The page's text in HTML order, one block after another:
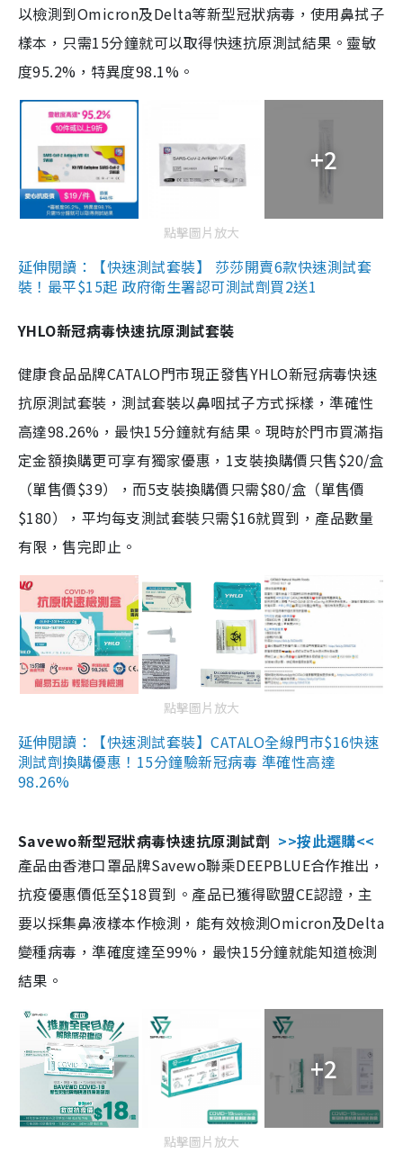
以檢測到Omicron及Delta等新型冠狀病毒，使用鼻拭子
樣本，只需15分鐘就可以取得快速抗原測試結果。靈敏
度95.2%，特異度98.1%。
+2
點擊圖片放大
延伸閱讀：【快速測試套裝】 莎莎開賣6款快速測試套
裝！最平$15起 政府衛生署認可測試劑買2送1
YHLO新冠病毒快速抗原測試套裝
健康食品品牌CATALO門市現正發售YHLO新冠病毒快速
抗原測試套裝，測試套裝以鼻咽拭子方式採樣，準確性
高達98.26%，最快15分鐘就有結果。現時於門市買滿指
定金額換購更可享有獨家優惠，1支裝換購價只售$20/盒
（單售價$39），而5支裝換購價只需$80/盒（單售價
$180），平均每支測試套裝只需$16就買到，產品數量
有限，售完即止。
點擊圖片放大
延伸閱讀：【快速測試套裝】CATALO全線門市$16快速
測試劑換購優惠！15分鐘驗新冠病毒 準確性高達
98.26%
Savewo新型冠狀病毒快速抗原測試劑 >>按此選購<<
產品由香港口罩品牌Savewo聯乘DEEPBLUE合作推出，
抗疫優惠價低至$18買到。產品已獲得歐盟CE認證，主
要以採集鼻液樣本作檢測，能有效檢測Omicron及Delta
變種病毒，準確度達至99%，最快15分鐘就能知道檢測
結果。
+2
點擊圖片放大